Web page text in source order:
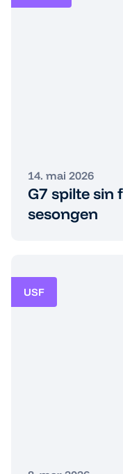
14. mai 2026
G7 spilte sin
sesongen
USF